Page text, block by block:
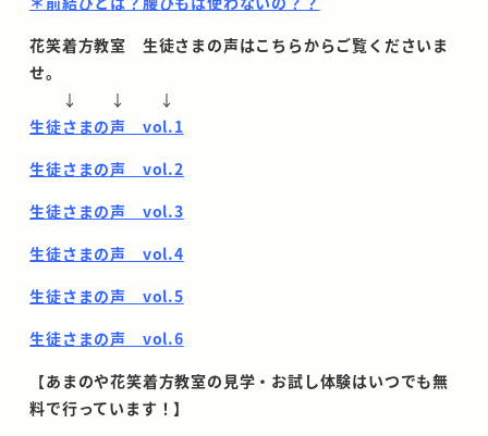
花笑着方教室 生徒さまの声はこちらからご覧くださいま
せ。
↓ ↓ ↓
生徒さまの声 vol.1
生徒さまの声 vol.2
生徒さまの声 vol.3
生徒さまの声 vol.4
生徒さまの声 vol.5
生徒さまの声 vol.6
【あまのや花笑着方教室の見学・お試し体験はいつでも無
料で行っています！】